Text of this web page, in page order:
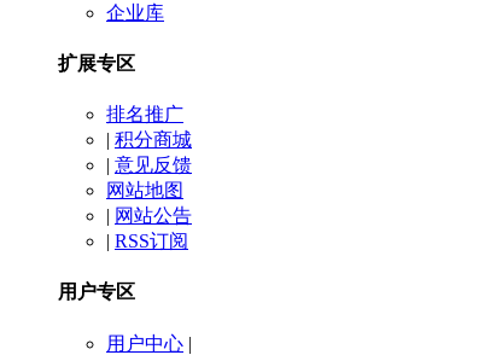
企业库
扩展专区
排名推广
| 积分商城
| 意见反馈
网站地图
| 网站公告
| RSS订阅
用户专区
用户中心 |